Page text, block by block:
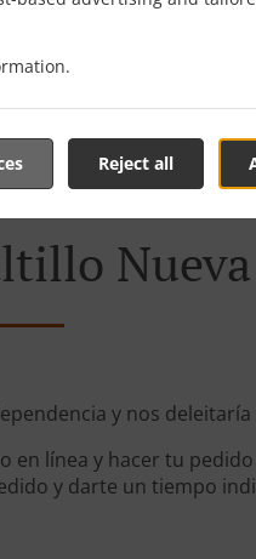
Reject all
y nos
línea y hacer tu
y darte un tiempo